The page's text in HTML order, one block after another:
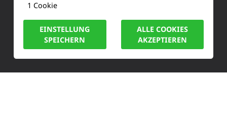
1 Cookie
EINSTELLUNG
SPEICHERN
ALLE COOKIES
AKZEPTIEREN